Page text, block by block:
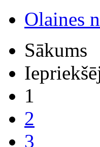
Olaines
Sākums
1
2
3